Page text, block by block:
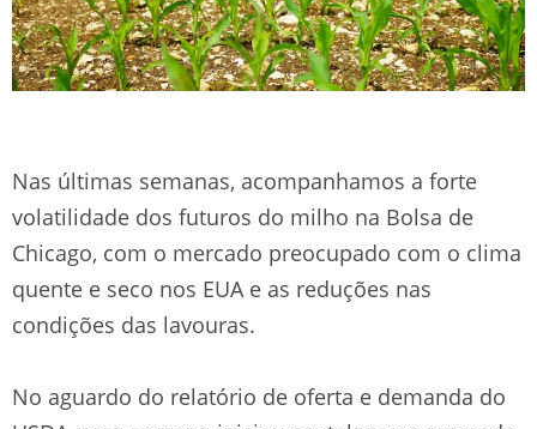
Nas últimas semanas, acompanhamos a forte
volatilidade dos futuros do milho na Bolsa de
Chicago, com o mercado preocupado com o clima
quente e seco nos EUA e as reduções nas
condições das lavouras.
No aguardo do relatório de oferta e demanda do